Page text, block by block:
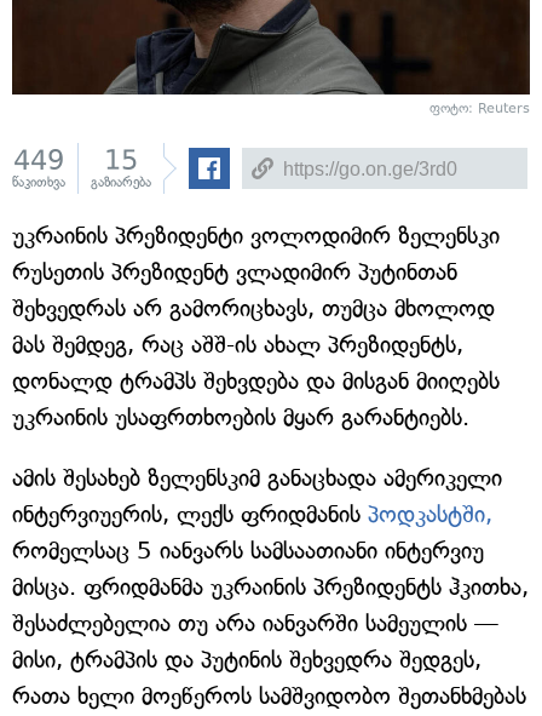
ფოტო: Reuters
449
წაკითხვა
15
გაზიარება
უკრაინის პრეზიდენტი ვოლოდიმირ ზელენსკი
რუსეთის პრეზიდენტ ვლადიმირ პუტინთან
შეხვედრას არ გამორიცხავს, თუმცა მხოლოდ
მას შემდეგ, რაც აშშ-ის ახალ პრეზიდენტს,
დონალდ ტრამპს შეხვდება და მისგან მიიღებს
უკრაინის უსაფრთხოების მყარ გარანტიებს.
ამის შესახებ ზელენსკიმ განაცხადა ამერიკელი
ინტერვიუერის, ლექს ფრიდმანის პოდკასტში,
რომელსაც 5 იანვარს სამსაათიანი ინტერვიუ
მისცა. ფრიდმანმა უკრაინის პრეზიდენტს ჰკითხა,
შესაძლებელია თუ არა იანვარში სამეულის —
მისი, ტრამპის და პუტინის შეხვედრა შედგეს,
რათა ხელი მოეწეროს სამშვიდობო შეთანხმებას